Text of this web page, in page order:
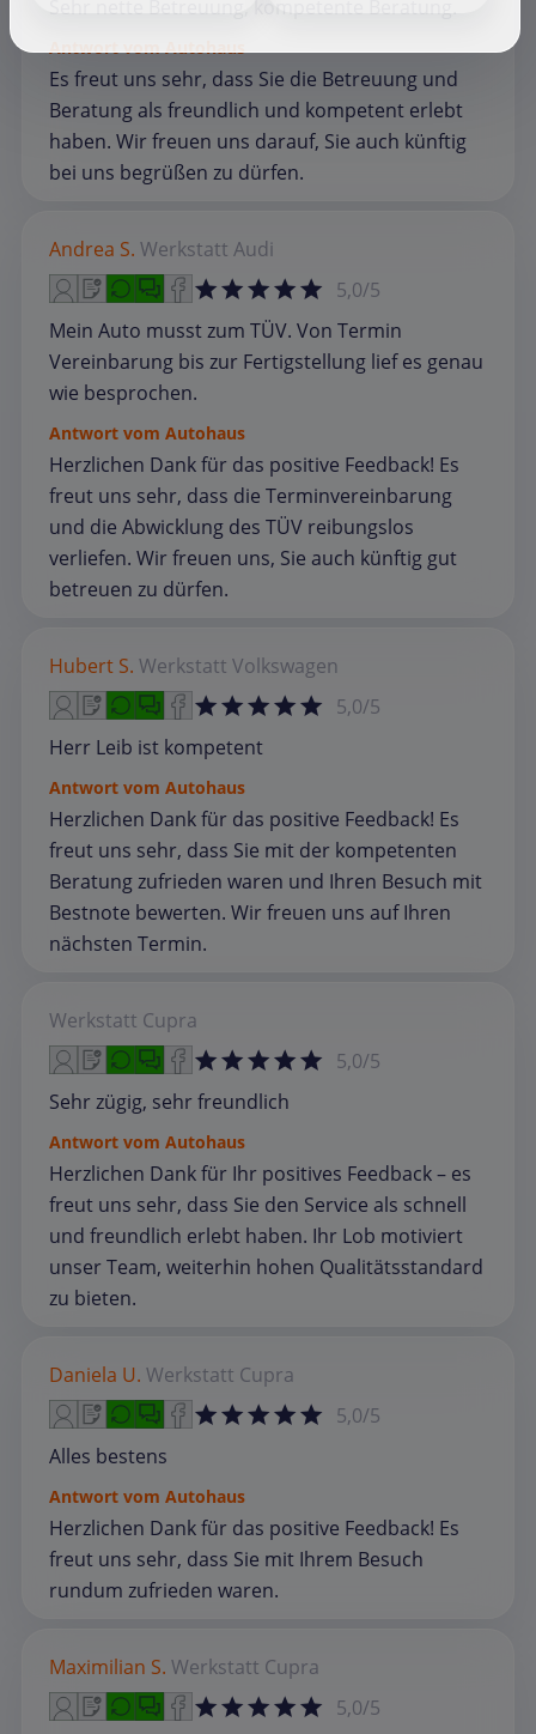
Sehr nette Betreuung, kompetente Beratung.
Antwort vom Autohaus
Es freut uns sehr, dass Sie die Betreuung und
Beratung als freundlich und kompetent erlebt
haben. Wir freuen uns darauf, Sie auch künftig
bei uns begrüßen zu dürfen.
Andrea S. Werkstatt Audi
5,0/5
Mein Auto musst zum TÜV. Von Termin
Vereinbarung bis zur Fertigstellung lief es genau
wie besprochen.
Antwort vom Autohaus
Herzlichen Dank für das positive Feedback! Es
freut uns sehr, dass die Terminvereinbarung
und die Abwicklung des TÜV reibungslos
verliefen. Wir freuen uns, Sie auch künftig gut
betreuen zu dürfen.
Hubert S. Werkstatt Volkswagen
5,0/5
Herr Leib ist kompetent
Antwort vom Autohaus
Herzlichen Dank für das positive Feedback! Es
freut uns sehr, dass Sie mit der kompetenten
Beratung zufrieden waren und Ihren Besuch mit
Bestnote bewerten. Wir freuen uns auf Ihren
nächsten Termin.
Werkstatt Cupra
5,0/5
Sehr zügig, sehr freundlich
Antwort vom Autohaus
Herzlichen Dank für Ihr positives Feedback – es
freut uns sehr, dass Sie den Service als schnell
und freundlich erlebt haben. Ihr Lob motiviert
unser Team, weiterhin hohen Qualitätsstandard
zu bieten.
Daniela U. Werkstatt Cupra
5,0/5
Alles bestens
Antwort vom Autohaus
Herzlichen Dank für das positive Feedback! Es
freut uns sehr, dass Sie mit Ihrem Besuch
rundum zufrieden waren.
Maximilian S. Werkstatt Cupra
5,0/5